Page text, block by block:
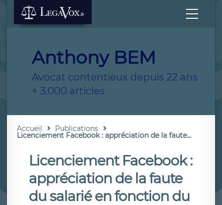
Anthony BEM
Avocat contentieux depuis 22 ans
+ 3.000 articles
Accueil Publications
Licenciement Facebook : appréciation de la faute...
Licenciement Facebook :
appréciation de la faute
du salarié en fonction du